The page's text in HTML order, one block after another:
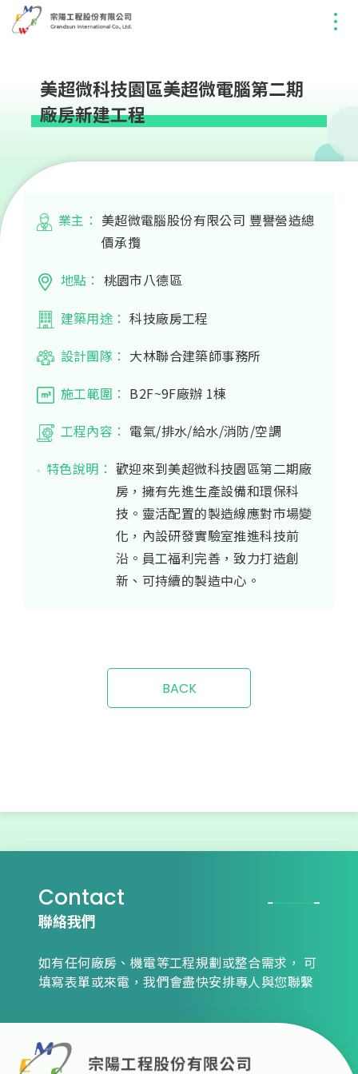
美超微科技園區美超微電腦第二期
廠房新建工程
業主： 美超微電腦股份有限公司 豐譽營造總
價承攬
地點： 桃園市八德區
建築用途： 科技廠房工程
設計團隊： 大林聯合建築師事務所
施工範圍： B2F~9F廠辦 1棟
工程內容： 電氣/排水/給水/消防/空調
特色說明： 歡迎來到美超微科技園區第二期廠
房，擁有先進生產設備和環保科
技。靈活配置的製造線應對市場變
化，內設研發實驗室推進科技前
沿。員工福利完善，致力打造創
新、可持續的製造中心。
BACK
Contact
聯絡我們
如有任何廠房、機電等工程規劃或整合需求， 可
填寫表單或來電，我們會盡快安排專人與您聯繫